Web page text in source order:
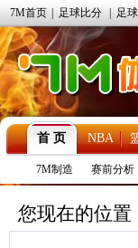
7M首页 足球比分 足
首 页 NBA
7M制造 赛前分析
您现在的位置